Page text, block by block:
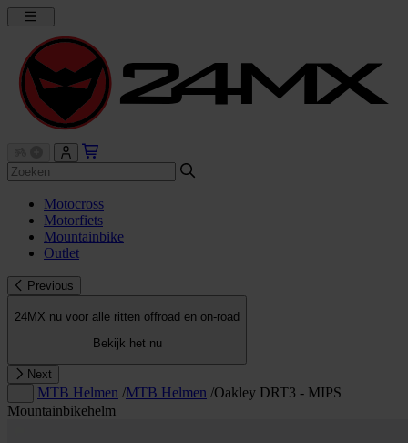
Motocross
Motorfiets
Mountainbike
Outlet
Previous
24MX nu voor alle ritten offroad en on-road
Bekijk het nu
Next
MTB Helmen /MTB Helmen /Oakley DRT3 - MIPS
Mountainbikehelm